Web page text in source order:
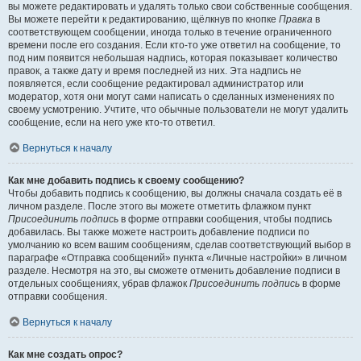
вы можете редактировать и удалять только свои собственные сообщения.
Вы можете перейти к редактированию, щёлкнув по кнопке Правка в
соответствующем сообщении, иногда только в течение ограниченного
времени после его создания. Если кто-то уже ответил на сообщение, то
под ним появится небольшая надпись, которая показывает количество
правок, а также дату и время последней из них. Эта надпись не
появляется, если сообщение редактировал администратор или
модератор, хотя они могут сами написать о сделанных изменениях по
своему усмотрению. Учтите, что обычные пользователи не могут удалить
сообщение, если на него уже кто-то ответил.
Вернуться к началу
Как мне добавить подпись к своему сообщению?
Чтобы добавить подпись к сообщению, вы должны сначала создать её в
личном разделе. После этого вы можете отметить флажком пункт
Присоединить подпись в форме отправки сообщения, чтобы подпись
добавилась. Вы также можете настроить добавление подписи по
умолчанию ко всем вашим сообщениям, сделав соответствующий выбор в
параграфе «Отправка сообщений» пункта «Личные настройки» в личном
разделе. Несмотря на это, вы сможете отменить добавление подписи в
отдельных сообщениях, убрав флажок Присоединить подпись в форме
отправки сообщения.
Вернуться к началу
Как мне создать опрос?